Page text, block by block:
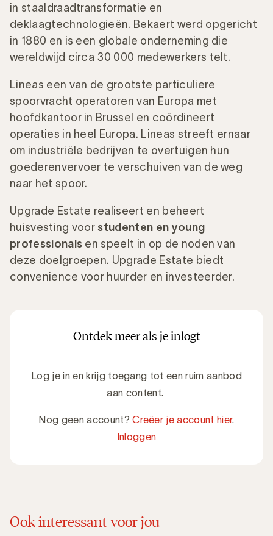
in staaldraadtransformatie en
deklaagtechnologieën. Bekaert werd opgericht
in 1880 en is een globale onderneming die
wereldwijd circa 30 000 medewerkers telt.
Lineas een van de grootste particuliere
spoorvracht operatoren van Europa met
hoofdkantoor in Brussel en coördineert
operaties in heel Europa. Lineas streeft ernaar
om industriële bedrijven te overtuigen hun
goederenvervoer te verschuiven van de weg
naar het spoor.
Upgrade Estate realiseert en beheert
huisvesting voor studenten en young
professionals en speelt in op de noden van
deze doelgroepen. Upgrade Estate biedt
convenience voor huurder en investeerder.
Ontdek meer als je inlogt
Log je in en krijg toegang tot een ruim aanbod
aan content.
Nog geen account?Creëer je account hier.
Inloggen
Ook interessant voor jou